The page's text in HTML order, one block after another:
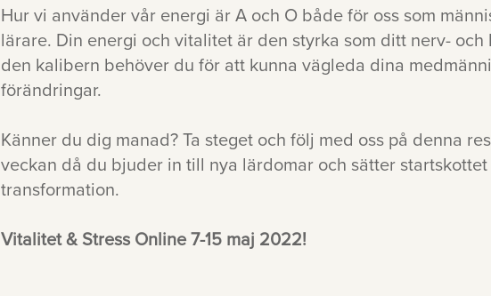
Hur vi använder vår energi är A och O både för oss som
lärare. Din energi och vitalitet är den styrka som ditt nerv-
den kalibern behöver du för att kunna vägleda dina
förändringar.
Känner du dig manad? Ta steget och följ med oss på denna
veckan då du bjuder in till nya lärdomar och sätter
transformation.
Vitalitet & Stress Online 7-15 maj 2022!